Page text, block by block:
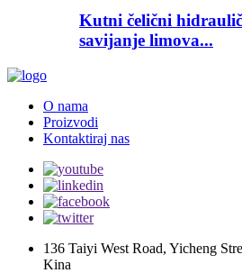
Kutni čelični
savijanje limova...
O nama
Proizvodi
Kontaktiraj nas
136 Taiyi West Road, Yicheng
Kina